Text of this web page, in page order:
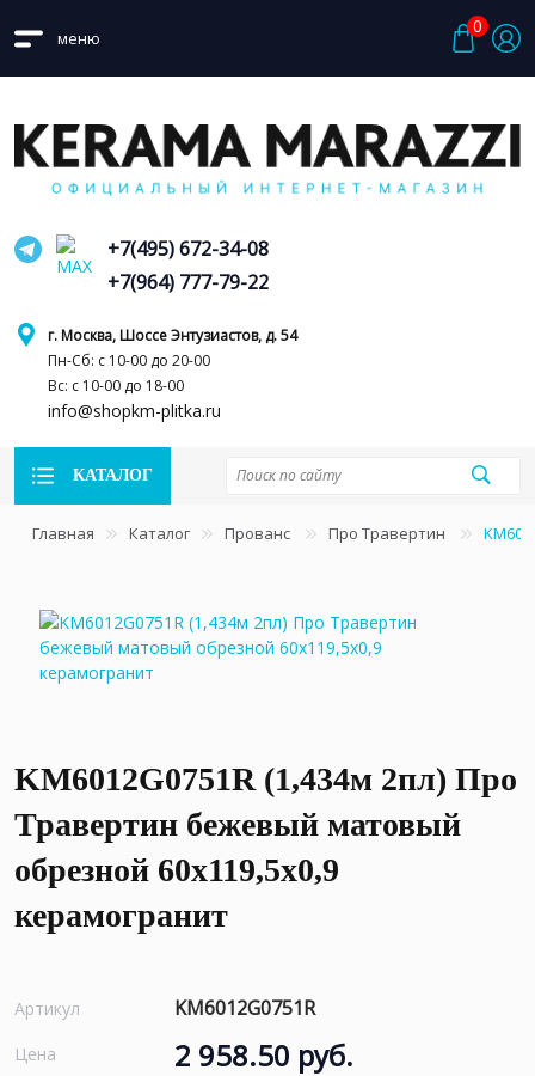
меню
0
г. Москва, Шоссе Энтузиастов, д. 54
Пн-Сб: с 10-00 до 20-00
Вс: с 10-00 до 18-00
info@shopkm-plitka.ru
+7(495) 672-34-08
+7(964) 777-79-22
КАТАЛОГ
Главная Каталог Прованс Про Травертин
KM6012G0751R (1,434м 2пл) Про
Травертин бежевый матовый
обрезной 60x119,5x0,9
керамогранит
Артикул KM6012G0751R
Цена 2 958.50 руб.